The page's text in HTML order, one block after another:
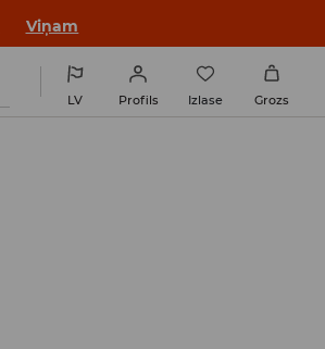
Viņam
LV Profils Izlase Grozs